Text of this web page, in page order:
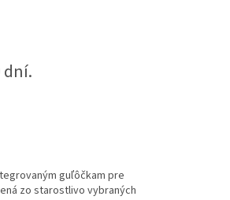
dní.
guľôčkam pre
zo starostlivo vybraných